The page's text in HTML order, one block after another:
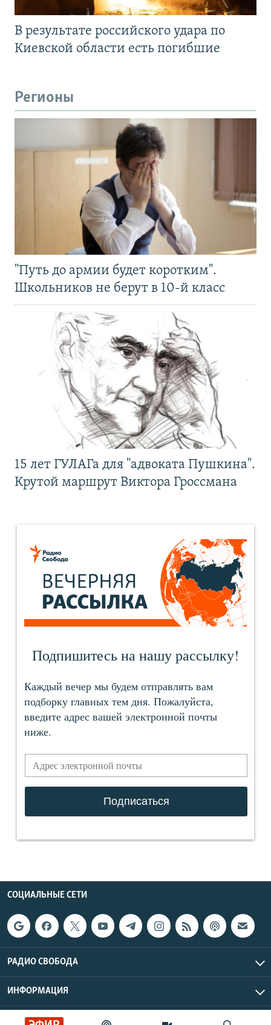
В результате российского удара по
Киевской области есть погибшие
Регионы
"Путь до армии будет коротким".
Школьников не берут в 10-й класс
15 лет ГУЛАГа для "адвоката Пушкина".
Крутой маршрут Виктора Гроссмана
СОЦИАЛЬНЫЕ СЕТИ
РАДИО СВОБОДА
ИНФОРМАЦИЯ
Радио Свобода © 2026 RFE/RL, Inc. | Все права защищены.